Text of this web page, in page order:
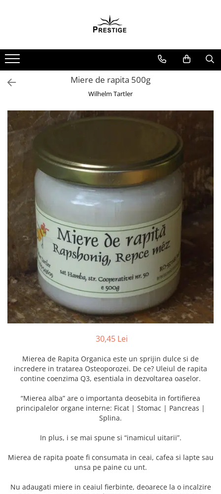
Noutati
Promotii
Pachete Speciale Carti
Spiritualitate - Ezoterism
Arte Divinatorii
Astrologie
Chiromantie
Dezvoltare Spirituala
KidConnection
Minte Corp
New Illuminati Files
Numerologie
Paranormal
Parapsihologie
Ramtha
Audiobook
ReConnect
Religie
SelfConnect
SelfHealing
Sanatate
Gastronomik
Miere de rapita 500g
Wilhelm Tartler
30,45 Lei
Mierea de Rapita Organica este un sprijin dulce si de
incredere in tratarea Osteoporozei. De ce? Uleiul de rapita
contine coenzima Q3, esentiala in dezvoltarea oaselor.
“Mierea alba” are o importanta deosebita in fortifierea
principalelor organe interne: Ficat | Stomac | Pancreas |
Splina.
In plus, i se mai spune si “inamicul uitarii”.
Mierea de rapita poate fi consumata in ceai, cafea si lapte sau
unsa pe paine cu unt.
Nu adaugati miere in ceaiul fierbinte, deoarece la o incalzire